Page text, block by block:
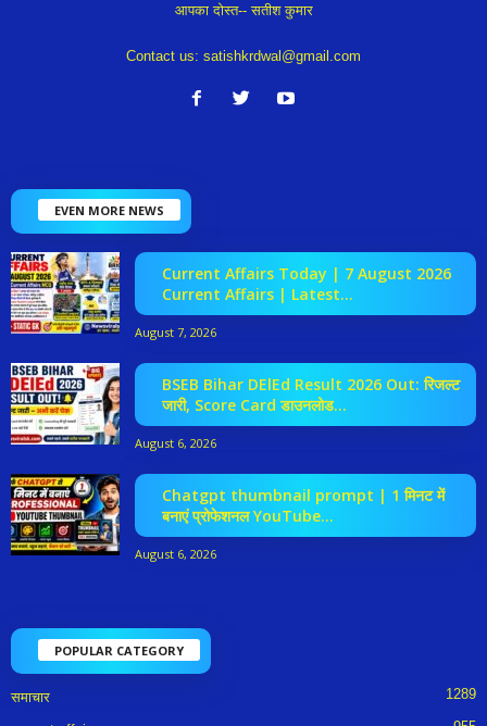
आपका दोस्त-- सतीश कुमार
Contact us: satishkrdwal@gmail.com
EVEN MORE NEWS
Current Affairs Today | 7 August 2026
Current Affairs | Latest...
August 7, 2026
BSEB Bihar DElEd Result 2026 Out: रिजल्ट
जारी, Score Card डाउनलोड...
August 6, 2026
Chatgpt thumbnail prompt | 1 मिनट में
बनाएं प्रोफेशनल YouTube...
August 6, 2026
POPULAR CATEGORY
समाचार 1289